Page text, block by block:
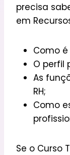
precisa
em
Como
O perfil
As
RH;
Como
Se o Curso